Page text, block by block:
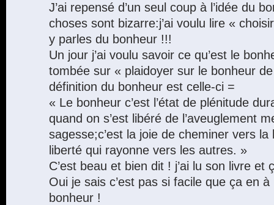
J’ai repensé d’un seul coup à l’idée du
choses sont bizarre:j’ai voulu lire «
y parles du bonheur !!!
Un jour j’ai voulu savoir ce qu’est le
tombée sur « plaidoyer sur le bonheur
définition du bonheur est celle-ci =
« Le bonheur c’est l’état de plénitude
quand on s’est libéré de l’aveuglement
sagesse;c’est la joie de cheminer vers
liberté qui rayonne vers les autres. »
C’est beau et bien dit ! j’ai lu son livre et
Oui je sais c’est pas si facile que ça en à
bonheur !